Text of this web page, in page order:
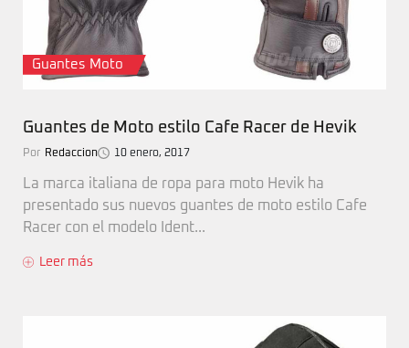
Guantes Moto
Guantes de Moto estilo Cafe Racer de Hevik
Por Redaccion 10 enero, 2017
La marca italiana de ropa para moto Hevik ha
presentado sus nuevos guantes de moto estilo Cafe
Racer con el modelo Ident...
Leer más